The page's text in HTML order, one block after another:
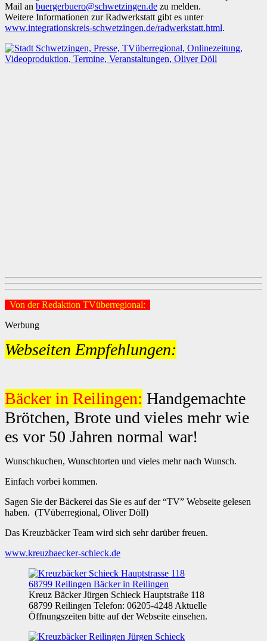
Mail an buergerbuero@schwetzingen.de zu melden.
Weitere Informationen zur Radwerkstatt gibt es unter
www.integrationskreis-schwetzingen.de/radwerkstatt.html.
Von der Redaktion TVüberregional:
Werbung
Webseiten Empfehlungen:
Bäcker in Reilingen: Handgemachte
Brötchen, Brote und vieles mehr wie
es vor 50 Jahren normal war!
Wunschkuchen, Wunschtorten und vieles mehr nach Wunsch.
Einfach vorbei kommen.
Sagen Sie der Bäckerei das Sie es auf der “TV” Webseite gelesen
haben. (TVüberregional, Oliver Döll)
Das Kreuzbäcker Team wird sich sehr darüber freuen.
www.kreuzbaecker-schieck.de
Kreuz Bäcker Jürgen Schieck Hauptstraße 118
68799 Reilingen Telefon: 06205-4248 Aktuelle
Öffnungszeiten bitte auf der Webseite einsehen.